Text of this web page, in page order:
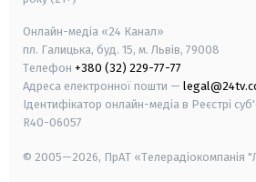
Онлайн-медіа «24 Канал»
пл. Галицька, буд. 15, м. Львів, 79008
Телефон +380 (32) 229-77-77
Адреса електронної пошти —
Ідентифікатор онлайн-медіа в Реєстрі
R40-06057
© 2005—2026, ПрАТ «Телерадіокомпанія